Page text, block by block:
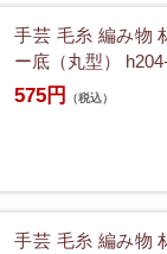
手芸 毛糸 編み物
ー底（丸型）
575円 （税込）
手芸 毛糸 編み物